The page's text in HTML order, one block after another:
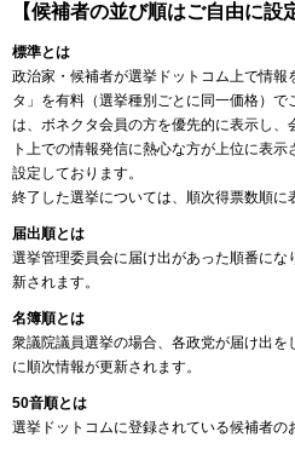
【候補者の並び順はご自由に設
標準とは
政治家・候補者が選挙ドットコム上で情報
タ」を有料（選挙種別ごとに同一価格）
は、ボネクタ会員の方を優先的に表示し、
ト上での情報発信に熱心な方が上位に表
設定しております。
終了した選挙については、順次得票数順に
届出順とは
選挙管理委員会に届け出があった順番に
新されます。
名簿順とは
衆議院議員選挙の場合、各政党が届け出
に順次情報が更新されます。
50音順とは
選挙ドットコムに登録されている候補者の